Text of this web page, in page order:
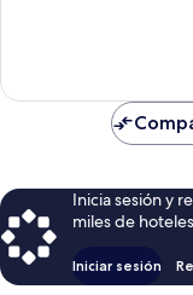
Inicia sesión y
miles de
Iniciar sesión